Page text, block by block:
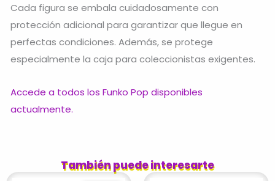
Cada figura se embala cuidadosamente con
protección adicional para garantizar que llegue en
perfectas condiciones. Además, se protege
especialmente la caja para coleccionistas exigentes.
Accede a todos los Funko Pop disponibles
actualmente.
También puede interesarte